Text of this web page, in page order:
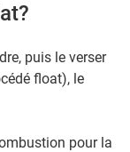
puis le verser
float), le
pour la